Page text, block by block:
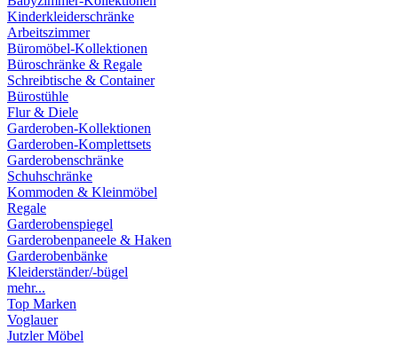
Kinderkleiderschränke
Arbeitszimmer
Büromöbel-Kollektionen
Büroschränke & Regale
Schreibtische & Container
Bürostühle
Flur & Diele
Garderoben-Kollektionen
Garderoben-Komplettsets
Garderobenschränke
Schuhschränke
Kommoden & Kleinmöbel
Regale
Garderobenspiegel
Garderobenpaneele & Haken
Garderobenbänke
Kleiderständer/-bügel
mehr...
Top Marken
Voglauer
Jutzler Möbel